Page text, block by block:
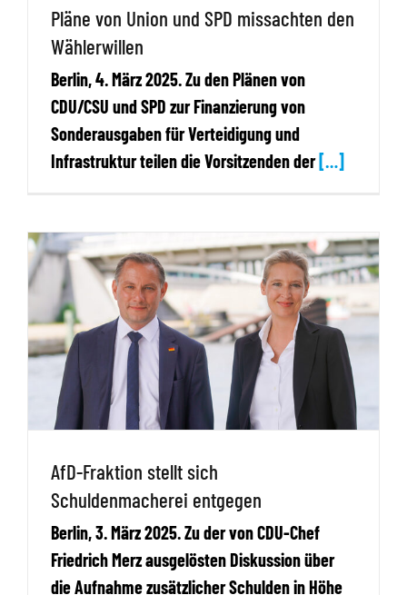
Pläne von Union und SPD missachten den
Wählerwillen
Berlin, 4. März 2025. Zu den Plänen von
CDU/CSU und SPD zur Finanzierung von
Sonderausgaben für Verteidigung und
Infrastruktur teilen die Vorsitzenden der […]
AfD-Fraktion stellt sich
Schuldenmacherei entgegen
Berlin, 3. März 2025. Zu der von CDU-Chef
Friedrich Merz ausgelösten Diskussion über
die Aufnahme zusätzlicher Schulden in Höhe